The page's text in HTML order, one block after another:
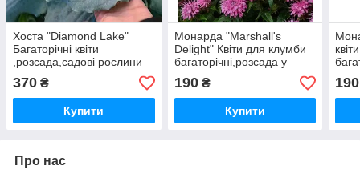
Хоста "Diamond Lake"
Багаторічні квіти
,розсада,садові рослини
,багаторічні квіти,саджанці
у горщиках
370 ₴
Купити
Монарда "Marshall's
Delight" Квіти для клумби
багаторічні,розсада у
горщиках,рослини для
саду
190₴
Купити
190
Про нас